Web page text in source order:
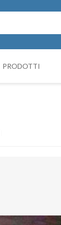
PRODOTTI